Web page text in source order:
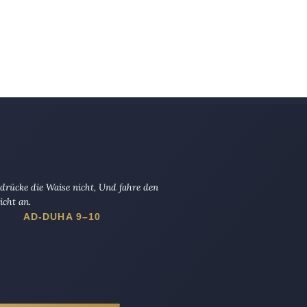
die Waise nicht, Und fahre den
an.
AD-DUHA 9–10